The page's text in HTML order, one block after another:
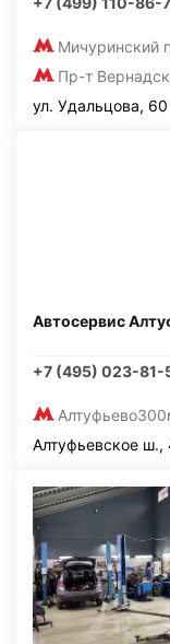
Мичуринский
Пр-т
ул. Удальцова, 60
Автосервис
+7 (495) 023-81-
Алтуфьево
Алтуфьевское ш.,